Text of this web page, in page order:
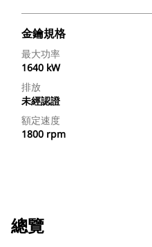
金鑰規格
最大功率
1640 kW
排放
未經認證
額定速度
1800 rpm
總覽